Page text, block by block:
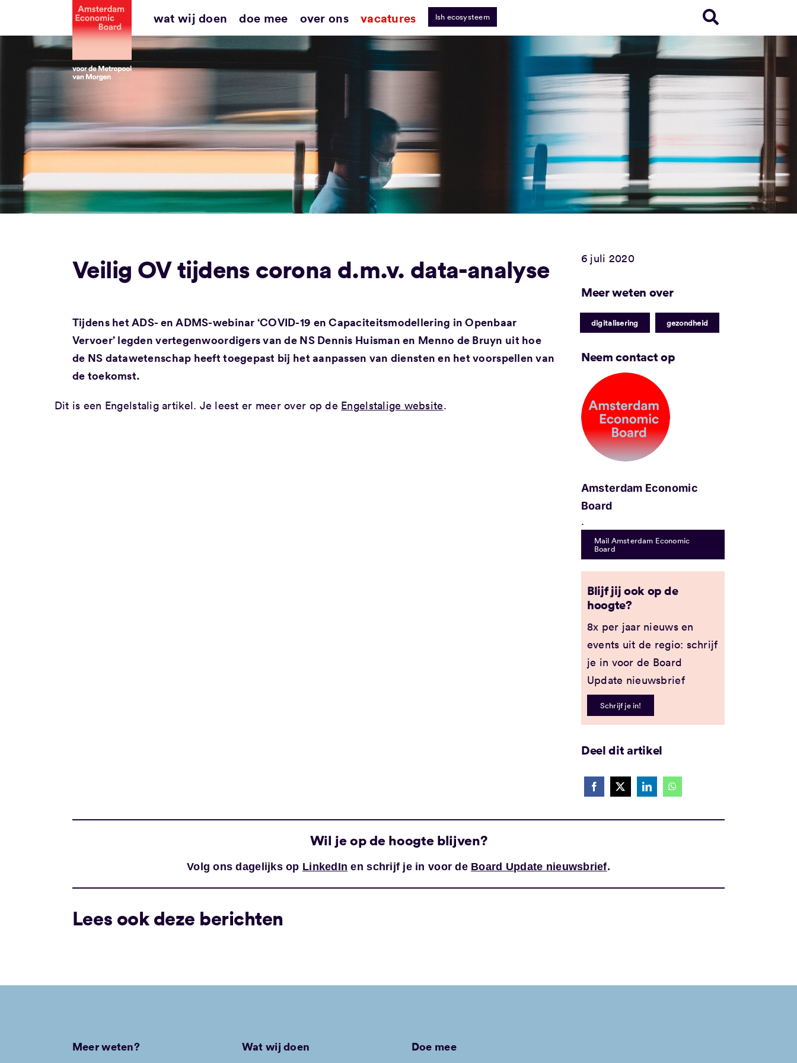
inhoud
wat wij doen doe mee over ons vacatures lsh ecosysteem
Veilig OV tijdens corona d.m.v. data-analyse
Tijdens het ADS- en ADMS-webinar ‘COVID-19 en Capaciteitsmodellering in Openbaar
Vervoer’ legden vertegenwoordigers van de NS Dennis Huisman en Menno de Bruyn uit hoe
de NS datawetenschap heeft toegepast bij het aanpassen van diensten en het voorspellen van
de toekomst.
Dit is een Engelstalig artikel. Je leest er meer over op de Engelstalige website.
6 juli 2020
Meer weten over
digitalisering gezondheid
Neem contact op
Amsterdam Economic
Board
.
Mail Amsterdam Economic
Board
Blijf jij ook op de
hoogte?
8x per jaar nieuws en
events uit de regio: schrijf
je in voor de Board
Update nieuwsbrief
Schrijf je in!
Deel dit artikel
Wil je op de hoogte blijven?
Volg ons dagelijks op LinkedIn en schrijf je in voor de Board Update nieuwsbrief.
Lees ook deze berichten
Meer weten? Wat wij doen Doe mee